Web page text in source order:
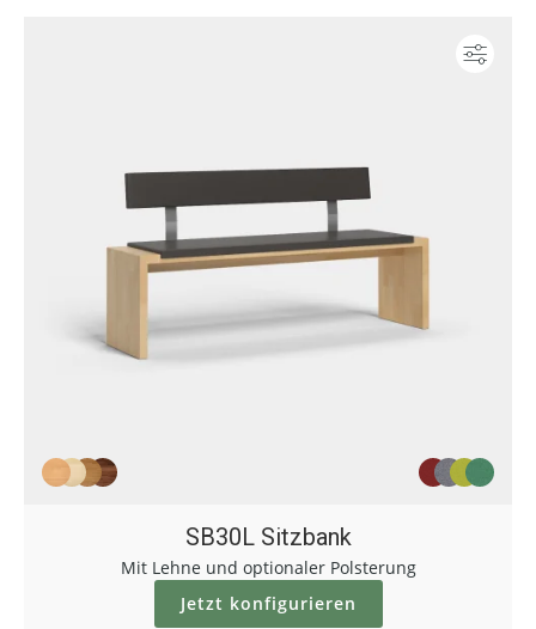
SB30L Sitzbank
Mit Lehne und optionaler Polsterung
Jetzt konfigurieren